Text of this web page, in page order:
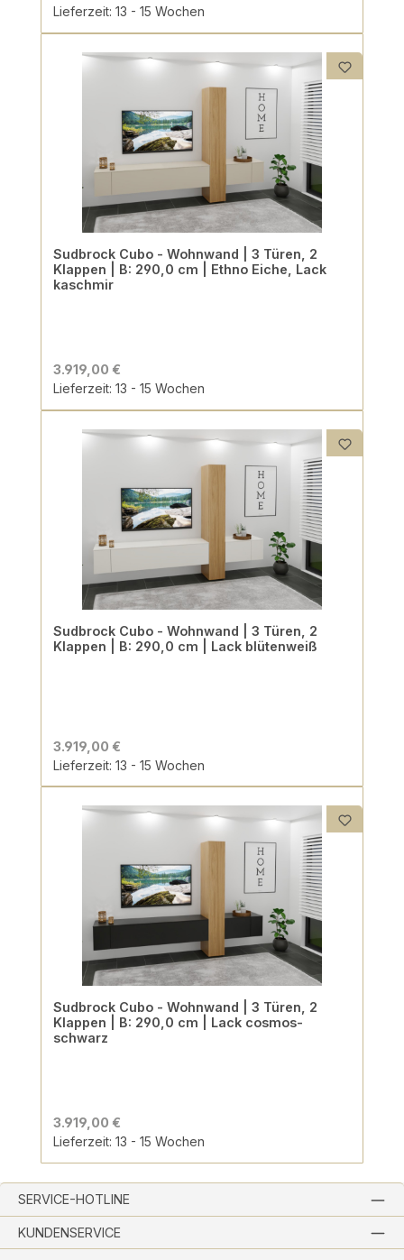
Lieferzeit: 13 - 15 Wochen
Sudbrock Cubo - Wohnwand | 3 Türen, 2
Klappen | B: 290,0 cm | Ethno Eiche, Lack
kaschmir
3.919,00 €
Lieferzeit: 13 - 15 Wochen
Sudbrock Cubo - Wohnwand | 3 Türen, 2
Klappen | B: 290,0 cm | Lack blütenweiß
3.919,00 €
Lieferzeit: 13 - 15 Wochen
Sudbrock Cubo - Wohnwand | 3 Türen, 2
Klappen | B: 290,0 cm | Lack cosmos-
schwarz
3.919,00 €
Lieferzeit: 13 - 15 Wochen
SERVICE-HOTLINE
KUNDENSERVICE